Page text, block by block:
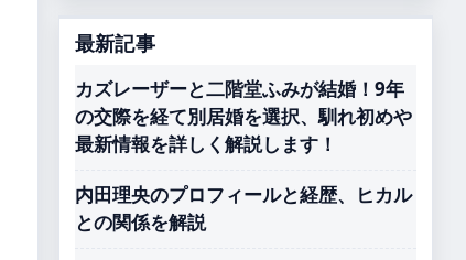
最新記事
カズレーザーと二階堂ふみが結婚！9年
の交際を経て別居婚を選択、馴れ初めや
最新情報を詳しく解説します！
内田理央のプロフィールと経歴、ヒカル
との関係を解説